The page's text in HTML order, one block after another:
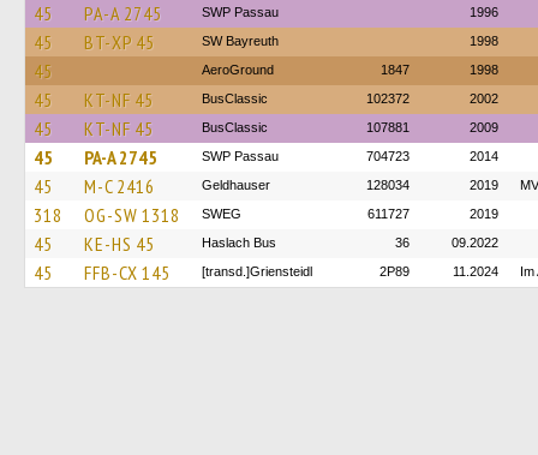
45 PA-A 2745 SWP Passau 1996
45 BT-XP 45 SW Bayreuth 1998
45 AeroGround 1847 1998
45 KT-NF 45 BusClassic 102372 2002
45 KT-NF 45 BusClassic 107881 2009
45 PA-A 2745 SWP Passau 704723 2014
45 M-C 2416 Geldhauser 128034 2019
318 OG-SW 1318 SWEG 611727 2019
45 KE-HS 45 Haslach Bus 36 09.2022
45 FFB-CX 145 [transd.]Griensteidl 2P89 11.2024 Im